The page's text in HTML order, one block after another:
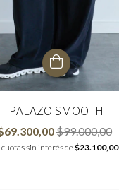
PALAZO SMOOTH
$99.000,00
cuotas sin interés de$23.100,00